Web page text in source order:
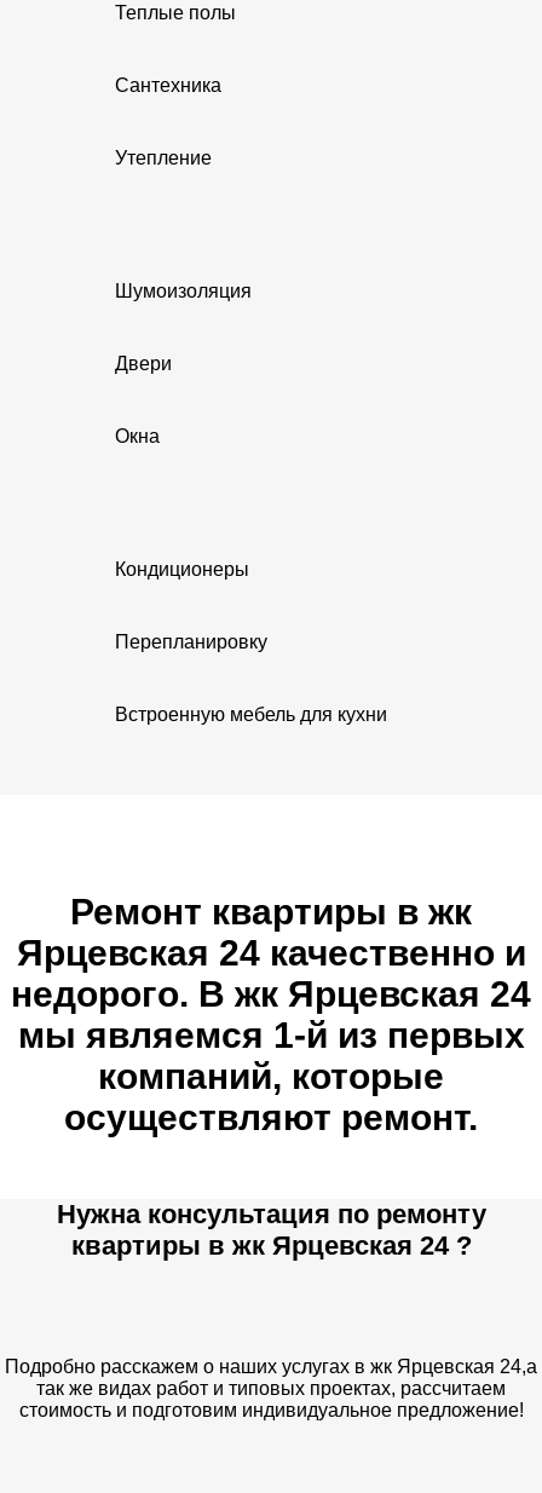
Теплые полы
Сантехника
Утепление
Шумоизоляция
Двери
Окна
Кондиционеры
Перепланировку
Встроенную мебель для кухни
Ремонт квартиры в жк
Ярцевская 24 качественно и
недорого. В жк Ярцевская 24
мы являемся 1-й из первых
компаний, которые
осуществляют ремонт.
Нужна консультация по ремонту
квартиры в жк Ярцевская 24 ?
Подробно расскажем о наших услугах в жк Ярцевская 24,а
так же видах работ и типовых проектах, рассчитаем
стоимость и подготовим индивидуальное предложение!